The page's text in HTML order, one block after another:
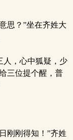
思？”坐在齐姓大
，心中狐疑，少
三位提个醒，普
刚刚得知！”齐姓